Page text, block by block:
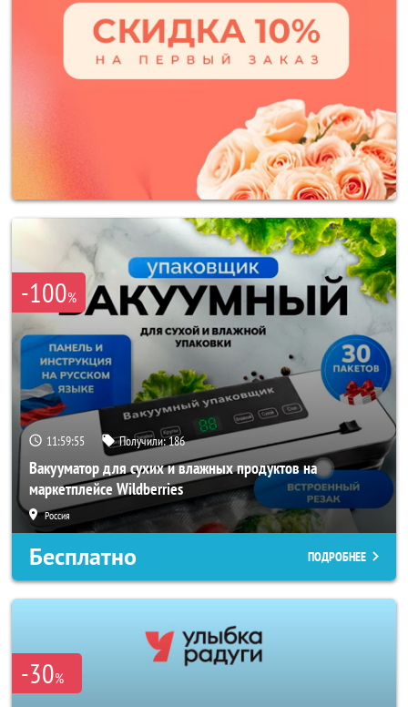
-100%
11:59:53 Получили:186
Вакууматор для сухих и влажных продуктов на
маркетплейсе Wildberries
Россия
Бесплатно ПОДРОБНЕЕ
-30%